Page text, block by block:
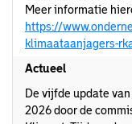
Meer informatie
https://
klimaataanjagers-
Actueel
De vijfde update
2026 door de